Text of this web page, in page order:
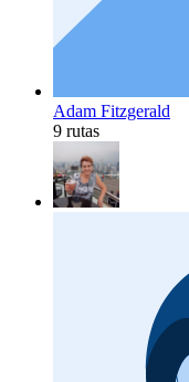
Adam Fitzgerald
9 rutas